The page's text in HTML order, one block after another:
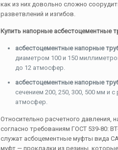
как из них довольно сложно
разветвлений и изгибов.
Купить напорные асбестоцементные
асбестоцементные напорные
диаметром 100 и 150
до 12 атмосфер.
асбестоцементные напорные
сечением 200, 250, 300, 500 мм и
атмосфер.
Относительно расчетного давления,
согласно требованиям ГОСТ 539-80:
служат асбоцементные муфты вида
муфт — прокладки из резины,